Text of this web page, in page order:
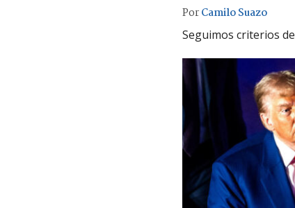
PorCamilo Suazo
Seguimos criterios de